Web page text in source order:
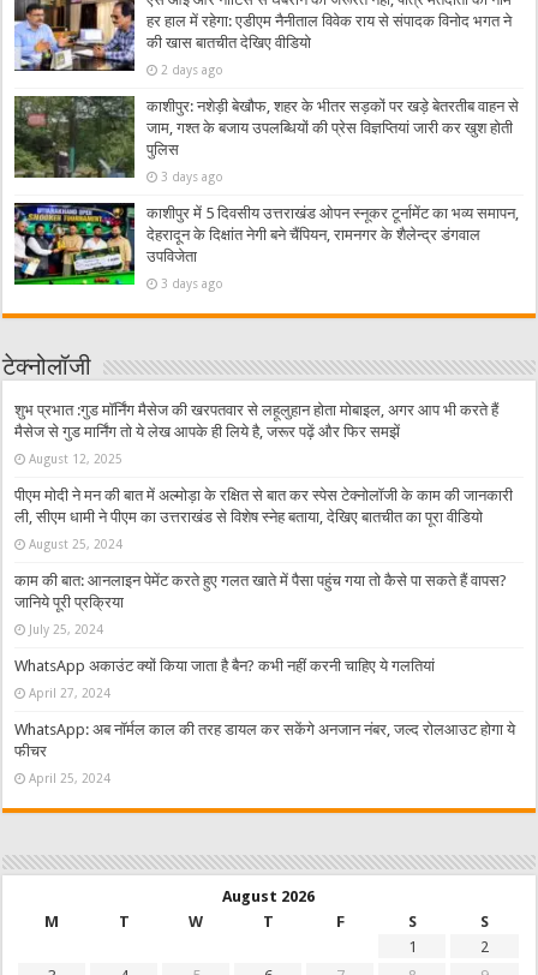
हर हाल में रहेगा: एडीएम नैनीताल विवेक राय से संपादक विनोद भगत ने
की खास बातचीत देखिए वीडियो
2 days ago
काशीपुर: नशेड़ी बेखौफ, शहर के भीतर सड़कों पर खड़े बेतरतीब वाहन से
जाम, गश्त के बजाय उपलब्धियों की प्रेस विज्ञप्तियां जारी कर खुश होती
पुलिस
3 days ago
काशीपुर में 5 दिवसीय उत्तराखंड ओपन स्नूकर टूर्नामेंट का भव्य समापन,
देहरादून के दिक्षांत नेगी बने चैंपियन, रामनगर के शैलेन्द्र डंगवाल
उपविजेता
3 days ago
टेक्नोलॉजी
शुभ प्रभात :गुड मॉर्निंग मैसेज की खरपतवार से लहूलुहान होता मोबाइल, अगर आप भी करते हैं
मैसेज से गुड मार्निंग तो ये लेख आपके ही लिये है, जरूर पढ़ें और फिर समझें
August 12, 2025
पीएम मोदी ने मन की बात में अल्मोड़ा के रक्षित से बात कर स्पेस टेक्नोलॉजी के काम की जानकारी
ली, सीएम धामी ने पीएम का उत्तराखंड से विशेष स्नेह बताया, देखिए बातचीत का पूरा वीडियो
August 25, 2024
काम की बात: आनलाइन पेमेंट करते हुए गलत खाते में पैसा पहुंच गया तो कैसे पा सकते हैं वापस?
जानिये पूरी प्रक्रिया
July 25, 2024
WhatsApp अकाउंट क्यों किया जाता है बैन? कभी नहीं करनी चाहिए ये गलतियां
April 27, 2024
WhatsApp: अब नॉर्मल काल की तरह डायल कर सकेंगे अनजान नंबर, जल्द रोलआउट होगा ये
फीचर
April 25, 2024
August 2026
M
T W T F S
S
1
2